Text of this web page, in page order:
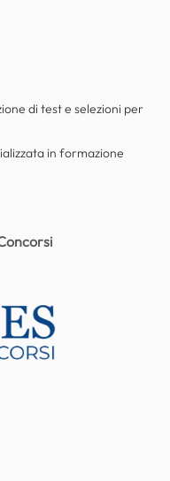
di test e selezioni per
in formazione